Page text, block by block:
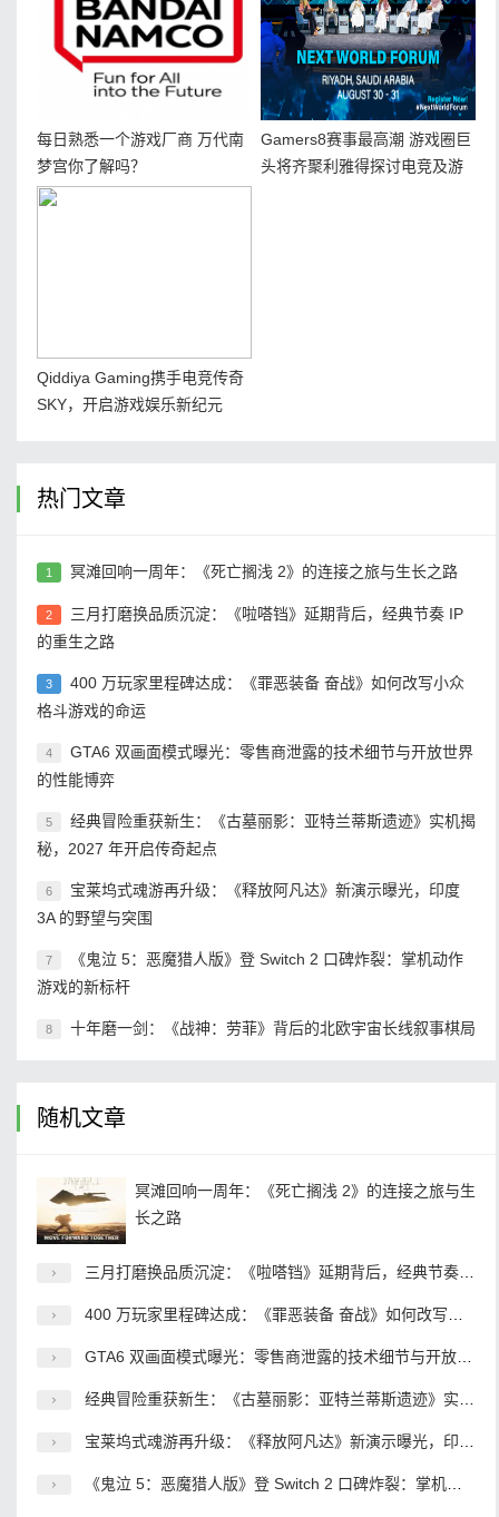
每日熟悉一个游戏厂商 万代南
梦宫你了解吗？
Gamers8赛事最高潮 游戏圈巨
头将齐聚利雅得探讨电竞及游
Qiddiya Gaming携手电竞传奇
SKY，开启游戏娱乐新纪元
热门文章
1 冥滩回响一周年：《死亡搁浅 2》的连接之旅与生长之路
2
三月打磨换品质沉淀：《啦嗒铛》延期背后，经典节奏 IP
的重生之路
3
400 万玩家里程碑达成：《罪恶装备 奋战》如何改写小众
格斗游戏的命运
4
GTA6 双画面模式曝光：零售商泄露的技术细节与开放世界
的性能博弈
5
经典冒险重获新生：《古墓丽影：亚特兰蒂斯遗迹》实机揭
秘，2027 年开启传奇起点
6
宝莱坞式魂游再升级：《释放阿凡达》新演示曝光，印度
3A 的野望与突围
7
《鬼泣 5：恶魔猎人版》登 Switch 2 口碑炸裂：掌机动作
游戏的新标杆
8 十年磨一剑：《战神：劳菲》背后的北欧宇宙长线叙事棋局
随机文章
冥滩回响一周年：《死亡搁浅 2》的连接之旅与生
长之路
三月打磨换品质沉淀：《啦嗒铛》延期背后，经典节奏 IP 的重生之路
400 万玩家里程碑达成：《罪恶装备 奋战》如何改写小众格斗游戏的命运
GTA6 双画面模式曝光：零售商泄露的技术细节与开放世界的性能博弈
经典冒险重获新生：《古墓丽影：亚特兰蒂斯遗迹》实机揭秘，2027 年开启传奇起点
宝莱坞式魂游再升级：《释放阿凡达》新演示曝光，印度 3A 的野望与突围
《鬼泣 5：恶魔猎人版》登 Switch 2 口碑炸裂：掌机动作游戏的新标杆